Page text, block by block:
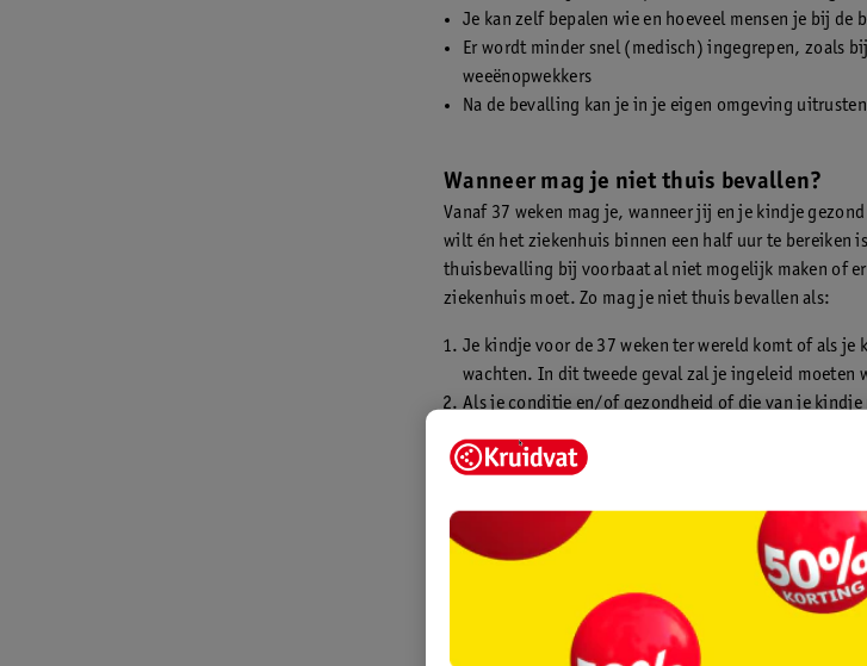
Je kan zelf bepalen wie en hoeveel mensen je bij de
Er wordt minder snel (medisch) ingegrepen, zoals
weeënopwekkers
Na de bevalling kan je in je eigen omgeving uitrusten
Wanneer mag je niet thuis bevallen?
Vanaf 37 weken mag je, wanneer jij en je kindje
wilt én het ziekenhuis binnen een half uur te bereiken
thuisbevalling bij voorbaat al niet mogelijk maken of
ziekenhuis moet. Zo mag je niet thuis bevallen als:
Je kindje voor de 37 weken ter wereld komt of als
wachten. In dit tweede geval zal je ingeleid moeten
Als je conditie en/of gezondheid of die van je
Als jouw hartslag of de hartslag van je kindje
Benodigdheden bij een
babyuitzetlijstvast al bekeken, maar om
huis hebt voor je thuisbevalling zetten we hieronder